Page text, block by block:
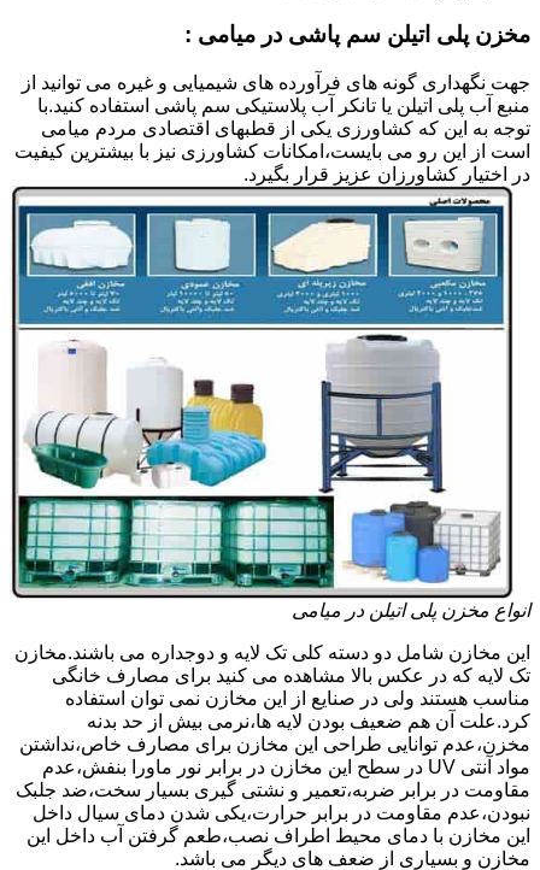
مخزن پلی اتیلن سم پاشی در میامی :
جهت نگهداری گونه های فرآورده های شیمیایی و غیره می توانید از
منبع آب پلی اتیلن یا تانکر آب پلاستیکی سم پاشی استفاده کنید.با
توجه به این که کشاورزی یکی از قطبهای اقتصادی مردم میامی
است از این رو می بایست،امکانات کشاورزی نیز با بیشترین کیفیت
در اختیار کشاورزان عزیز قرار بگیرد.
انواع مخزن پلی اتیلن در میامی
این مخازن شامل دو دسته کلی تک لایه و دوجداره می باشند.مخازن
تک لایه که در عکس بالا مشاهده می کنید برای مصارف خانگی
مناسب هستند ولی در صنایع از این مخازن نمی توان استفاده
کرد.علت آن هم ضعیف بودن لایه ها،نرمی بیش از حد بدنه
مخزن،عدم توانایی طراحی این مخازن برای مصارف خاص،نداشتن
مواد آنتی UV در سطح این مخازن در برابر نور ماورا بنفش،عدم
مقاومت در برابر ضربه،تعمیر و نشتی گیری بسیار سخت،ضد جلبک
نبودن،عدم مقاومت در برابر حرارت،یکی شدن دمای سیال داخل
این مخازن با دمای محیط اطراف نصب،طعم گرفتن آب داخل این
مخازن و بسیاری از ضعف های دیگر می باشد.